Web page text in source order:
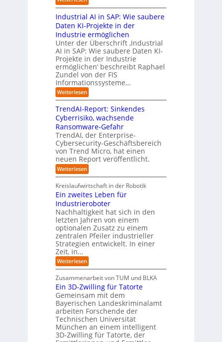
n
a
i
s
i
e
r
u
n
g
e
s
s
E
c
y
s
t
e
m
v
o
n
F
o
r
m
w
a
s
b
e
i
c
h
s
t
w
e
i
t
e
r
i
s
s
r
a
u
e
n
g
e
g
e
n
ü
b
e
r
n
i
c
h
t
e
u
r
o
p
i
s
c
h
e
n
R
o
u
t
L
a
r
s
h
l
f
t
b
e
i
d
e
r
O
r
i
e
n
t
i
e
r
u
n
g
Industrial AI in SAP: Wie saubere
Daten KI-Projekte in der
Industrie ermöglichen
Unter der Überschrift ‚Industrial
AI in SAP: Wie saubere Daten KI-
Projekte in der Industrie
ermöglichen‘ beschreibt Raphael
Zundel von der FIS
Informationssysteme…
Weiterlesen:
I
n
d
u
s
t
r
i
a
l
A
I
n
S
A
P
:
W
i
e
s
u
b
e
r
e
D
a
t
e
n
K
I
TrendAI-Report: Sinkendes
Cyberrisiko, wachsende
Ransomware-Gefahr
TrendAI, der Enterprise-
Cybersecurity-Geschäftsbereich
von Trend Micro, hat einen
neuen Report veröffentlicht.
Weiterlesen:
T
e
n
d
A
I
-
R
e
p
r
t
S
i
n
k
e
n
d
e
s
Kreislaufwirtschaft in der Robotik
Ein zweites Leben für
Industrieroboter
Nachhaltigkeit hat sich in den
letzten Jahren von einem
optionalen Zusatz zu einem
zentralen Pfeiler industrieller
Strategien entwickelt. In einer
Zeit, in…
Weiterlesen:
E
n
z
w
e
i
t
e
s
L
Zusammenarbeit von TUM und BLKA
Ein 3D-Zwilling für Tatorte
Gemeinsam mit dem
Bayerischen Landeskriminalamt
arbeiten Forschende der
Technischen Universität
München an einem intelligent
3D-Zwilling für Tatorte, der